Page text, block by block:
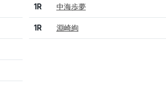
1R 中海歩夢
1R 淵崎絢